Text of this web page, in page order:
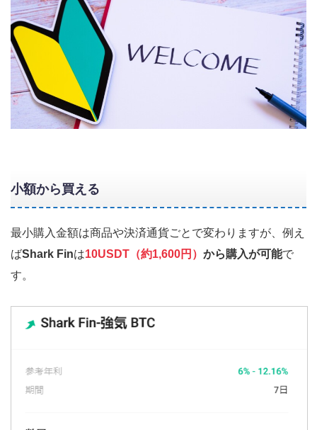
小額から買える
最小購入金額は商品や決済通貨ごとで変わりますが、例え
ばShark Finは10USDT（約1,600円） から購入が可能で
す。